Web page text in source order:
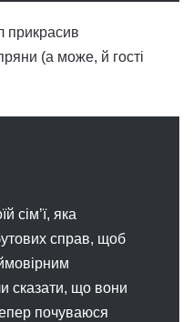
прикрасив
(а може, й гості
сім’ї, яка
справ, щоб
сказати, що вони
почуваюся